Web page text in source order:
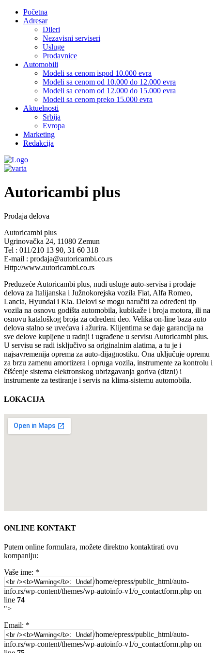
Početna
Adresar
Dileri
Nezavisni serviseri
Usluge
Prodavnice
Automobili
Modeli sa cenom ispod 10.000 evra
Modeli sa cenom od 10.000 do 12.000 evra
Modeli sa cenom od 12.000 do 15.000 evra
Modeli sa cenom preko 15.000 evra
Aktuelnosti
Srbija
Evropa
Marketing
Redakcija
Autoricambi plus
Prodaja delova
Autoricambi plus
Ugrinovačka 24, 11080 Zemun
Tel : 011/210 13 90, 31 60 318
E-mail : prodaja@autoricambi.co.rs
Http://www.autoricambi.co.rs
Preduzeće Autoricambi plus, nudi usluge auto-servisa i prodaje
delova za Italijanska i Južnokorejska vozila Fiat, Alfa Romeo,
Lancia, Hyundai i Kia. Delovi se mogu naručiti za određeni tip
vozila na osnovu godišta automobila, kubikaže i broja motora, ili na
osnovu kataloškog broja za određeni deo. Velika on-line baza auto
delova stalno se uvećava i ažurira. Klijentima se daje garancija na
sve delove kupljene u radnji i ugrađene u servisu Autoricambi plus.
U servisu se radi isključivo sa originalnim alatima, a tu je i
najsavremenija oprema za auto-dijagnostiku. Ona uključuje opremu
za brzu zamenu amortizera i opruga vozila, instrumente za kontrolu i
čišćenje sistema elektronskog ubrizgavanja goriva (dizni) i
instrumente za testiranje i servis na klima-sistemu automobila.
LOKACIJA
ONLINE KONTAKT
Putem online formulara, možete direktno kontaktirati ovu
kompaniju:
Vaše ime: *
/home/epress/public_html/auto-
info.rs/wp-content/themes/wp-autoinfo-v1/o_contactform.php on
line 74
">
Email: *
/home/epress/public_html/auto-
info.rs/wp-content/themes/wp-autoinfo-v1/o_contactform.php on